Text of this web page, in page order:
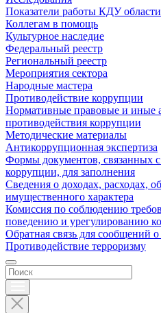
Показатели работы КДУ области
Коллегам в помощь
Культурное наследие
Федеральный реестр
Региональный реестр
Мероприятия сектора
Народные мастера
Противодействие коррупции
Нормативные правовые и иные
противодействия коррупции
Методические материалы
Антикоррупционная экспертиза
Формы документов, связанных
коррупции, для заполнения
Сведения о доходах, расходах,
имущественного характера
Комиссия по соблюдению
поведению и урегулированию
Обратная связь для сообщений
Противодействие терроризму